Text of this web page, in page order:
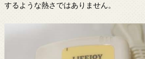
するような熱さではありません。